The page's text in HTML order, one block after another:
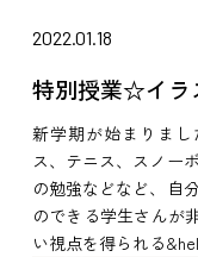
2022.01.18
特別授業☆イラ
新学期が始まりま
ス、テニス、スノー
の勉強などなど、自
のできる学生さんが
い視点を得られる